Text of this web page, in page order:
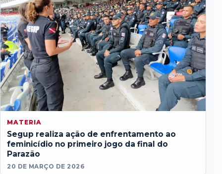
MATERIA
Segup realiza ação de enfrentamento ao
feminicídio no primeiro jogo da final do
Parazão
20 DE MARÇO DE 2026